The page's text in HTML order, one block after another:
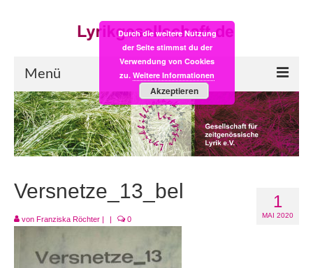
Menü
Start
LYRIK:POST
Einkaufsladen
Empfehlung des Monats
Videos
1
MAI 2020
Versnetze_13_bel
von Franziska Röchter | | 0
Durch die weitere Nutzung
der Seite stimmst du der
Verwendung von Cookies
zu. Weitere Informationen
Akzeptieren